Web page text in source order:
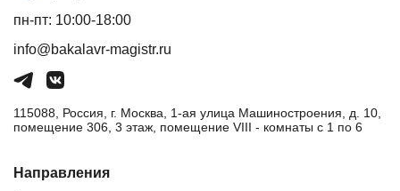
пн-пт: 10:00-18:00
info@bakalavr-magistr.ru
115088, Россия, г. Москва, 1-ая улица Машиностроения, д. 10,
помещение 306, 3 этаж, помещение VIII - комнаты с 1 по 6
Направления